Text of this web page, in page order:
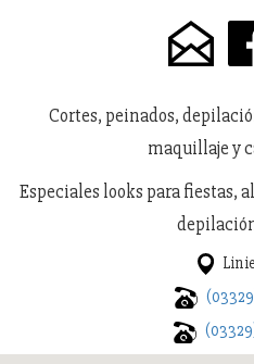
Cortes, peinados,
maquillaje y
Especiales looks para fiestas,